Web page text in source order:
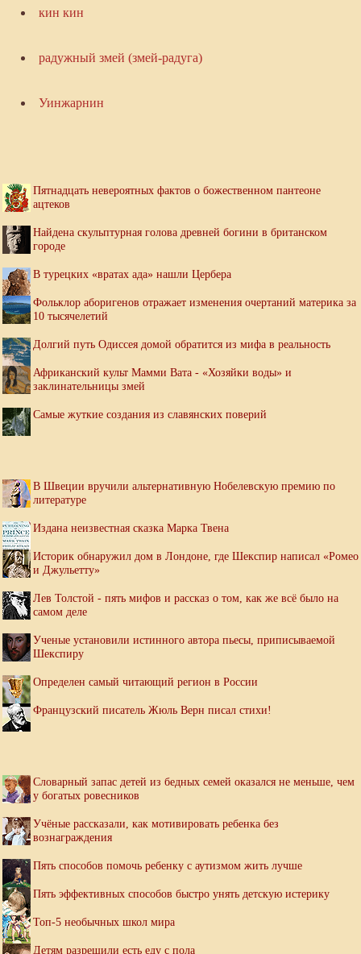
кин кин
радужный змей (змей-радуга)
Уинжарнин
Пятнадцать невероятных фактов о божественном пантеоне
ацтеков
Найдена скульптурная голова древней богини в британском
городе
В турецких «вратах ада» нашли Цербера
Фольклор аборигенов отражает изменения очертаний материка за
10 тысячелетий
Долгий путь Одиссея домой обратится из мифа в реальность
Африканский культ Мамми Вата - «Хозяйки воды» и
заклинательницы змей
Самые жуткие создания из славянских поверий
В Швеции вручили альтернативную Нобелевскую премию по
литературе
Издана неизвестная сказка Марка Твена
Историк обнаружил дом в Лондоне, где Шекспир написал «Ромео
и Джульетту»
Лев Толстой - пять мифов и рассказ о том, как же всё было на
самом деле
Ученые установили истинного автора пьесы, приписываемой
Шекспиру
Определен самый читающий регион в России
Французский писатель Жюль Верн писал стихи!
Словарный запас детей из бедных семей оказался не меньше, чем
у богатых ровесников
Учёные рассказали, как мотивировать ребенка без
вознаграждения
Пять способов помочь ребенку с аутизмом жить лучше
Пять эффективных способов быстро унять детскую истерику
Топ-5 необычных школ мира
Детям разрешили есть еду с пола